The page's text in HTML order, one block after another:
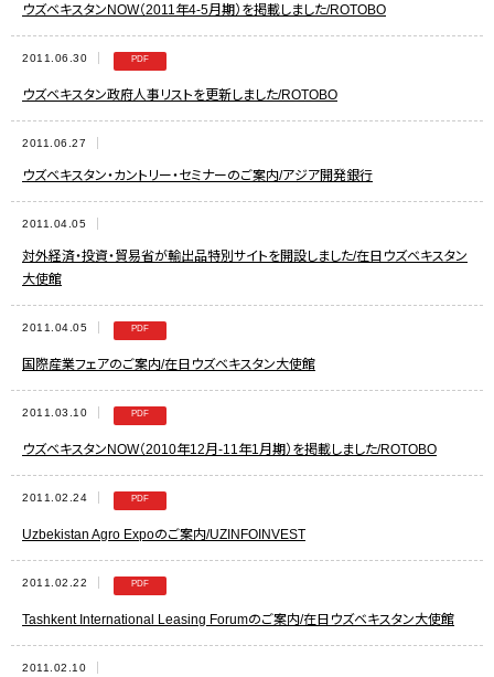
ウズベキスタンNOW（2011年4-5月期）を掲載しました/ROTOBO
2011.06.30
ウズベキスタン政府人事リストを更新しました/ROTOBO
2011.06.27
ウズベキスタン・カントリー・セミナーのご案内/アジア開発銀行
2011.04.05
対外経済・投資・貿易省が輸出品特別サイトを開設しました/在日ウズベキスタン
大使館
2011.04.05
国際産業フェアのご案内/在日ウズベキスタン大使館
2011.03.10
ウズベキスタンNOW（2010年12月-11年1月期）を掲載しました/ROTOBO
2011.02.24
Uzbekistan Agro Expoのご案内/UZINFOINVEST
2011.02.22
Tashkent International Leasing Forumのご案内/在日ウズベキスタン大使館
2011.02.10